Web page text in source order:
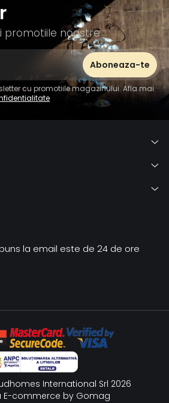
promotiile noastre
cu promotiile magazinului. Afla mai
la email este de 24 de ore
International Srl 2026
E-commerce by Gomag